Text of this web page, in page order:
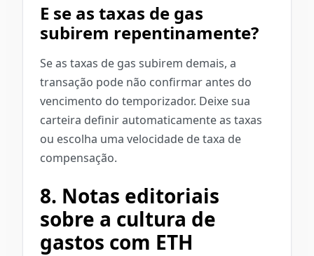
E se as taxas de gas
subirem repentinamente?
Se as taxas de gas subirem demais, a
transação pode não confirmar antes do
vencimento do temporizador. Deixe sua
carteira definir automaticamente as taxas
ou escolha uma velocidade de taxa de
compensação.
8. Notas editoriais
sobre a cultura de
gastos com ETH